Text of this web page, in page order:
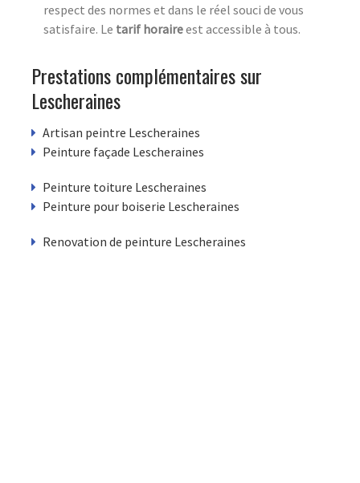
respect des normes et dans le réel souci de vous
satisfaire. Le tarif horaireest accessible à tous.
Prestations complémentaires sur
Lescheraines
Artisan peintre Lescheraines
Peinture façade Lescheraines
Peinture toiture Lescheraines
Peinture pour boiserie Lescheraines
Renovation de peinture Lescheraines